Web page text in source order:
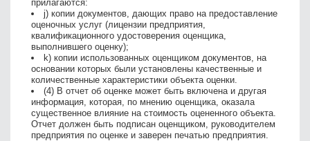
прилагаются:
j) копии документов, дающих право на предоставление
оценочных услуг (лицензии предприятия,
квалификационного удостоверения оценщика,
выполнившего оценку);
k) копии использованных оценщиком документов, на
основании которых были установлены качественные и
количественные характеристики объекта оценки.
(4) В отчет об оценке может быть включена и другая
информация, которая, по мнению оценщика, оказала
существенное влияние на стоимость оцененного объекта.
Отчет должен быть подписан оценщиком, руководителем
предприятия по оценке и заверен печатью предприятия.